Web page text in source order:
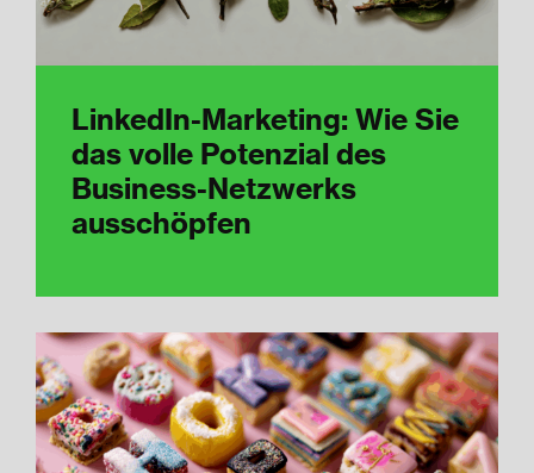
LinkedIn-Marketing: Wie Sie
das volle Potenzial des
Business-Netzwerks
ausschöpfen